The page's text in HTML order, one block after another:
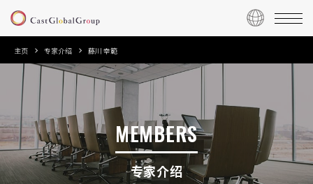
主页 专家介绍 藤川 幸範
MEMBERS
专家介绍